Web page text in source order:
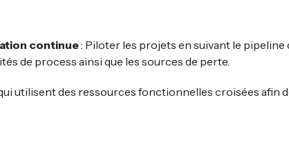
continue: Piloter les projets en suivant le pipeline
de process ainsi que les sources de perte.
utilisent des ressources fonctionnelles croisées afin